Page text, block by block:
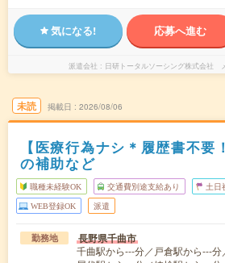
気になる! 応募へ進む
派遣会社 日研トータルソーシング株式会社
未読 掲載日 2026/08/06
【医療行為ナシ＊履歴書不要
の補助など
職種未経験OK 交通費別途支給あり 土日
WEB登録OK 派遣
勤務地 長野県千曲市
千曲駅から---分／戸倉駅から---